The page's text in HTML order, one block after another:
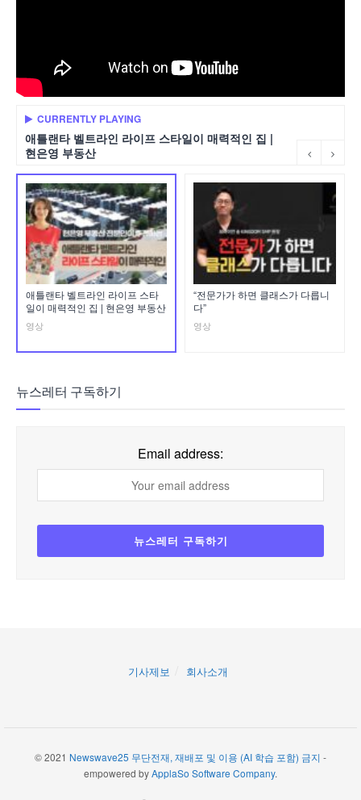
CURRENTLY PLAYING
애틀랜타 벨트라인 라이프 스타일이 매력적인 집 |
현은영 부동산
애틀랜타 벨트라인 라이프 스타
일이 매력적인 집 | 현은영 부동산
영상
“전문가가 하면 클래스가 다릅니
다”
영상
뉴스레터 구독하기
Email address:
기사제보 회사소개
© 2021 Newswave25 무단전재, 재배포 및 이용 (AI 학습 포함) 금지 -
empowered byApplaSo Software Company.